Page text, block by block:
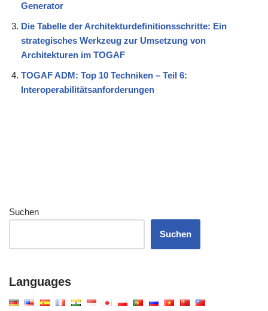
Generator
Die Tabelle der Architekturdefinitionsschritte: Ein
strategisches Werkzeug zur Umsetzung von
Architekturen im TOGAF
TOGAF ADM: Top 10 Techniken – Teil 6:
Interoperabilitätsanforderungen
Suchen
Suchen
Languages